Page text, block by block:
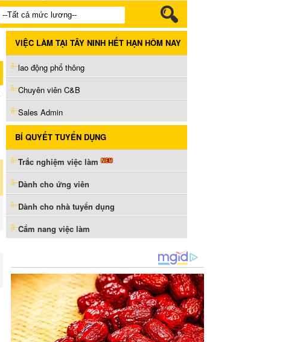
VIỆC LÀM TẠI TÂY NINH HẾT HẠN HÔM NAY
lao động phổ thông
Chuyên viên C&B
Sales Admin
BÍ QUYẾT TUYỂN DỤNG
Trắc nghiệm việc làm
Dành cho ứng viên
Dành cho nhà tuyển dụng
Cẩm nang việc làm